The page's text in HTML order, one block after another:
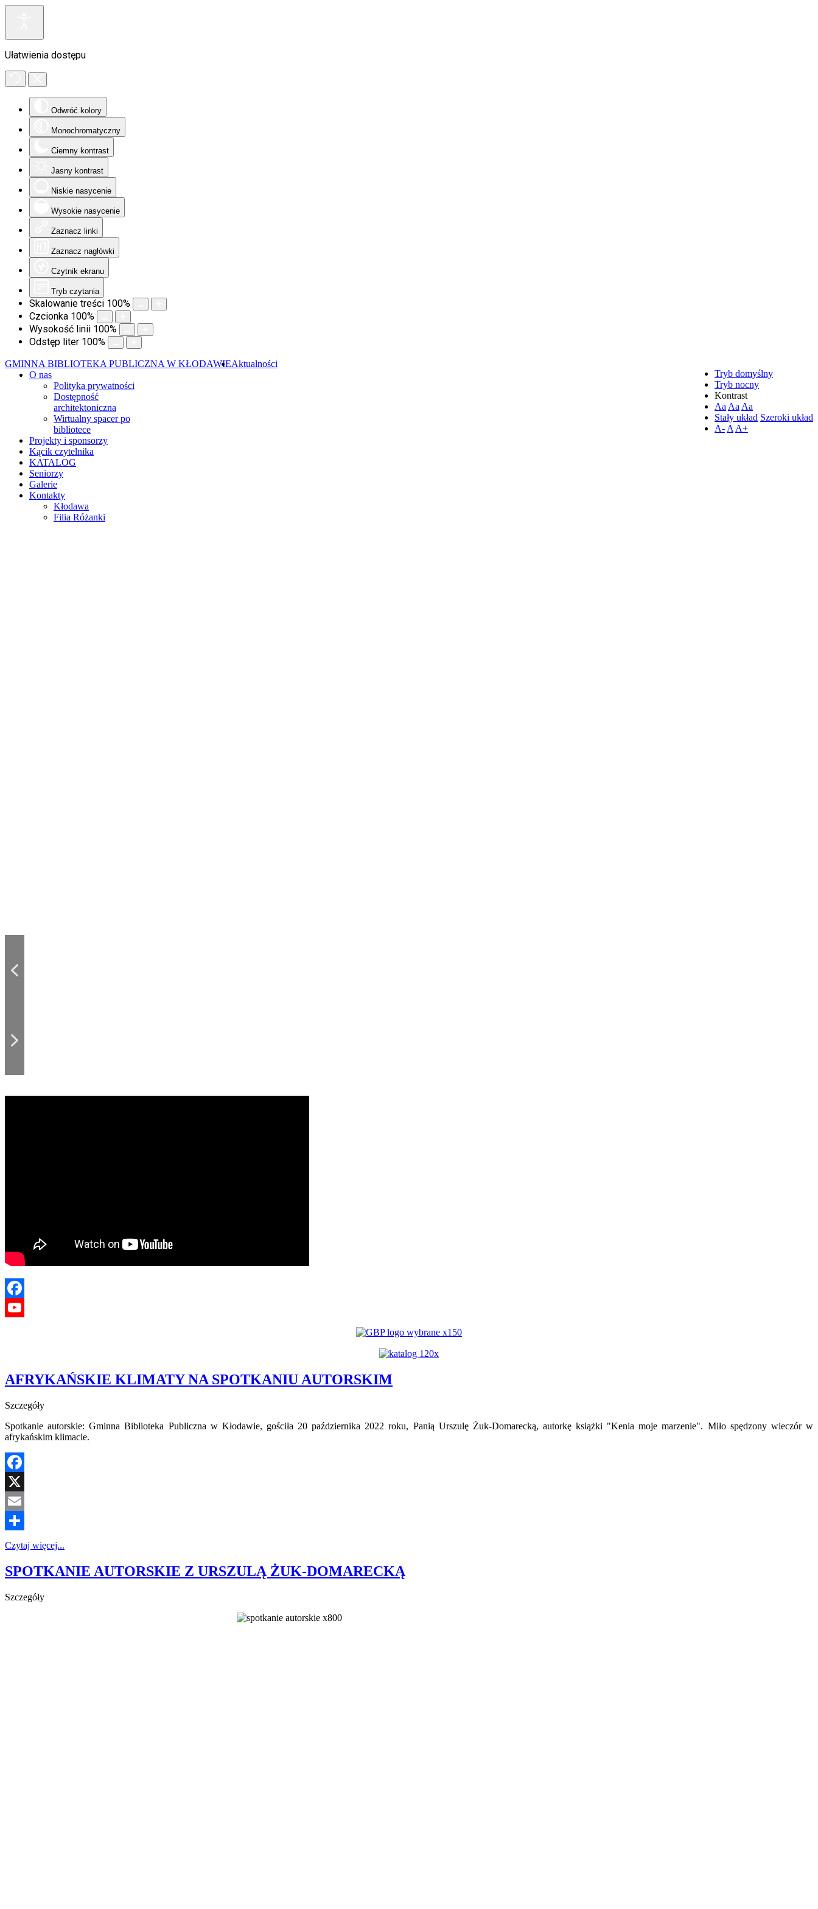
Ułatwienia dostępu
Odwróć kolory
Monochromatyczny
Ciemny kontrast
Jasny kontrast
Niskie nasycenie
Wysokie nasycenie
Zaznacz linki
Zaznacz nagłówki
Czytnik ekranu
Tryb czytania
Skalowanie treści 100%
Czcionka 100%
Wysokość linii 100%
Odstęp liter 100%
Tryb domyślny
Tryb nocny
Kontrast
Aa Aa Aa
Stały układ Szeroki układ
A- A A+
GMINNA BIBLIOTEKA PUBLICZNA W KŁODAWIEAktualności
O nas
Polityka prywatności
Dostępność
architektoniczna
Wirtualny spacer po
bibliotece
Projekty i sponsorzy
Kącik czytelnika
KATALOG
Seniorzy
Galerie
Kontakty
Kłodawa
Filia Różanki
Facebook
AFRYKAŃSKIE KLIMATY NA SPOTKANIU AUTORSKIM
Szczegóły
Spotkanie autorskie: Gminna Biblioteka Publiczna w Kłodawie, gościła 20 października 2022 roku, Panią Urszulę Żuk-Domarecką, autorkę książki "Kenia moje marzenie". Miło spędzony wieczór w
afrykańskim klimacie.
Facebook
X
Email
Share
Czytaj więcej...
SPOTKANIE AUTORSKIE Z URSZULĄ ŻUK-DOMARECKĄ
Szczegóły